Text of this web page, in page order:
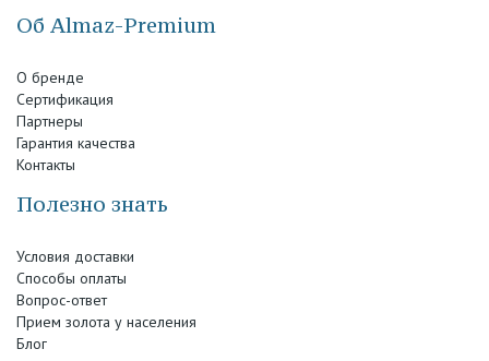
Об Almaz-Premium
О бренде
Сертификация
Партнеры
Гарантия качества
Контакты
Полезно знать
Условия доставки
Способы оплаты
Вопрос-ответ
Прием золота у населения
Блог